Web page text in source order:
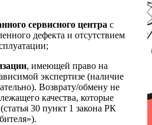
сервисного центра с
дефекта и отсутствием
, имеющей право на
экспертизе (наличие
Возврату/обмену не
качества, которые
30 пункт 1 закона РК